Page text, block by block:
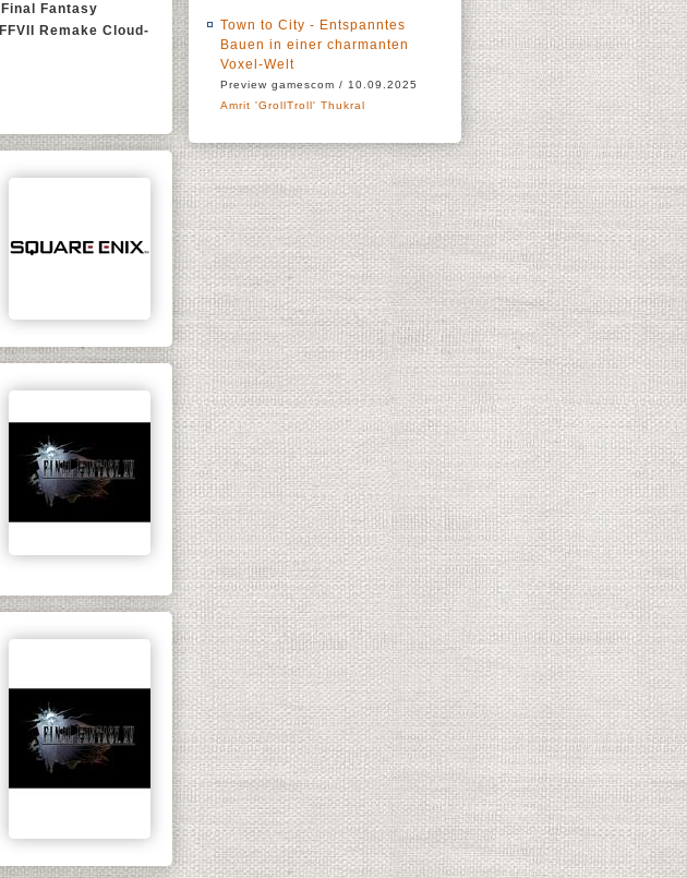
Final Fantasy
FFVII Remake Cloud-
Town to City - Entspanntes
Bauen in einer charmanten
Voxel-Welt
Preview gamescom / 10.09.2025
Amrit 'GrollTroll' Thukral